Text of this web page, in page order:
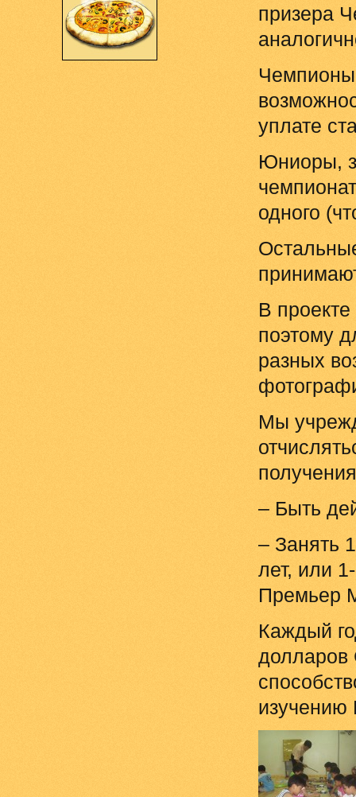
призера
Чемпионы
уплате
Юниоры,
одного
В
поэтому
разных
Мы
– Быть
– Занять
лет, или
Премьер
Каждый
долларов
изучению